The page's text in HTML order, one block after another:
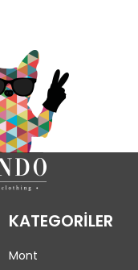
KATEGORİLER
Mont